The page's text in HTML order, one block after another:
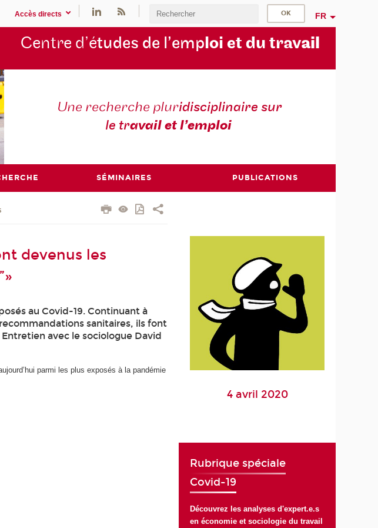
Accès directs FR
Centre d’études de l’emploi et du travail
Une recherche pluridisciplinaire sur
le travail et l’emploi
SÉMINAIRES PUBLICATIONS
devenus les
au Covid-19. Continuant à
sanitaires, ils font
avec le sociologue David
parmi les plus exposés à la pandémie
4 avril 2020
Rubrique spéciale
Covid-19
Découvrez les analyses d'expert.e.s
en économie et sociologie du travail